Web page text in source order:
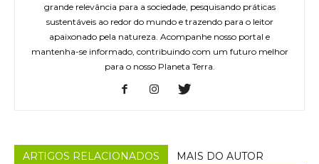
grande relevância para a sociedade, pesquisando práticas
sustentáveis ao redor do mundo e trazendo para o leitor
apaixonado pela natureza. Acompanhe nosso portal e
mantenha-se informado, contribuindo com um futuro melhor
para o nosso Planeta Terra.
ARTIGOS RELACIONADOS MAIS DO AUTOR